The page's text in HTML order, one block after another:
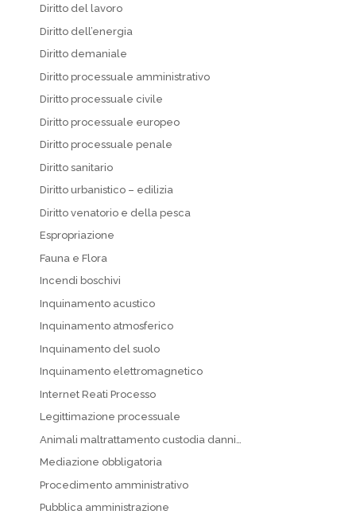
Diritto del lavoro
Diritto dell’energia
Diritto demaniale
Diritto processuale amministrativo
Diritto processuale civile
Diritto processuale europeo
Diritto processuale penale
Diritto sanitario
Diritto urbanistico – edilizia
Diritto venatorio e della pesca
Espropriazione
Fauna e Flora
Incendi boschivi
Inquinamento acustico
Inquinamento atmosferico
Inquinamento del suolo
Inquinamento elettromagnetico
Internet Reati Processo
Legittimazione processuale
Animali maltrattamento custodia danni…
Mediazione obbligatoria
Procedimento amministrativo
Pubblica amministrazione